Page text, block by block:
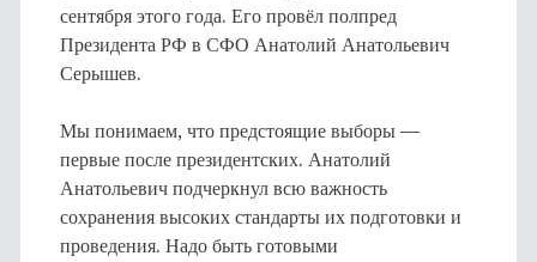
сентября этого года. Его провёл полпред
Президента РФ в СФО Анатолий Анатольевич
Серышев.
Мы понимаем, что предстоящие выборы —
первые после президентских. Анатолий
Анатольевич подчеркнул всю важность
сохранения высоких стандарты их подготовки и
проведения. Надо быть готовыми